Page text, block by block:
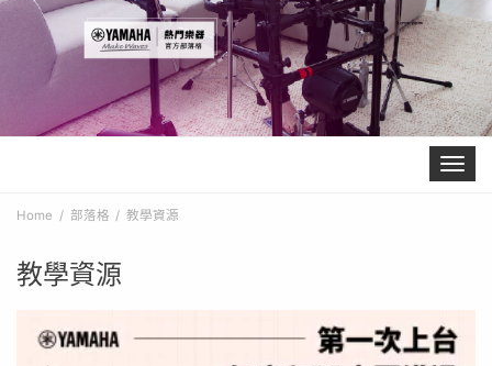
Toggle
Home 部落格 教學資源
教學資源